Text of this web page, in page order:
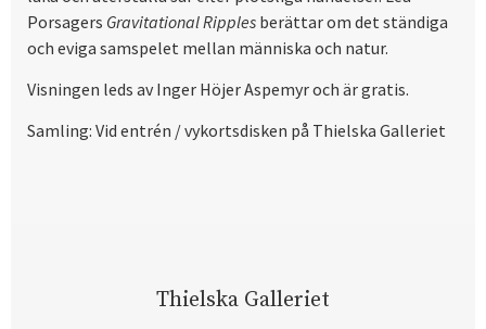
Porsagers Gravitational Ripples berättar om det ständiga
och eviga samspelet mellan människa och natur.
Visningen leds av Inger Höjer Aspemyr och är gratis.
Samling: Vid entrén / vykortsdisken på Thielska Galleriet
Thielska Galleriet